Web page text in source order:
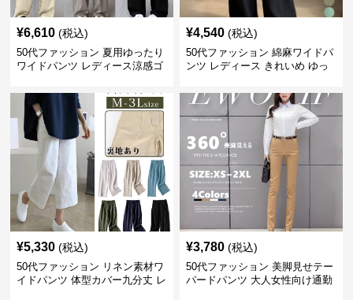
¥6,610 (税込)
50代ファッション 夏用ゆったり
ワイドパンツ レディース涼感ゴ
¥4,540 (税込)
50代ファッション 綿麻ワイドパ
ンツ レディース きれいめ ゆっ
¥5,330 (税込)
50代ファッション リネン素材ワ
イドパンツ 体型カバー九分丈 レ
¥3,780 (税込)
50代ファッション 美脚見せテー
パードパンツ 大人女性向け通勤